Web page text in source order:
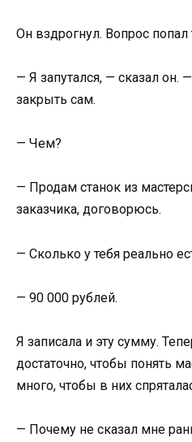
Он вздрогнул. Вопрос попал
— Я запутался, — сказал он.
закрыть сам.
— Чем?
— Продам станок из
заказчика, договорюсь.
— Сколько у тебя реально
— 90 000 рублей.
Я записала и эту сумму.
достаточно, чтобы понять
много, чтобы в них
— Почему не сказал мне